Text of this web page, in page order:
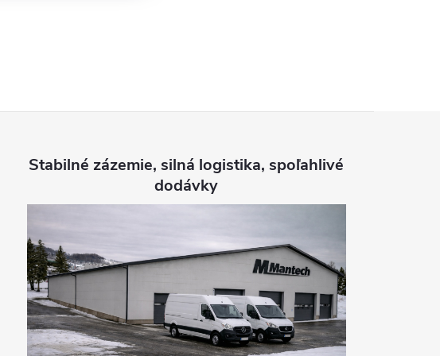
Stabilné zázemie, silná logistika, spoľahlivé
dodávky